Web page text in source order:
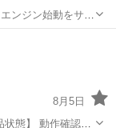
ンジン始動をサポ
ので石跳ねや草
します。
8月5日